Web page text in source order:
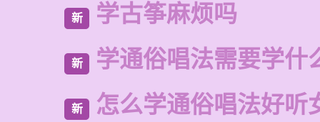
新 学古筝麻烦吗
新 学通俗唱法需要学什
新 怎么学通俗唱法好听